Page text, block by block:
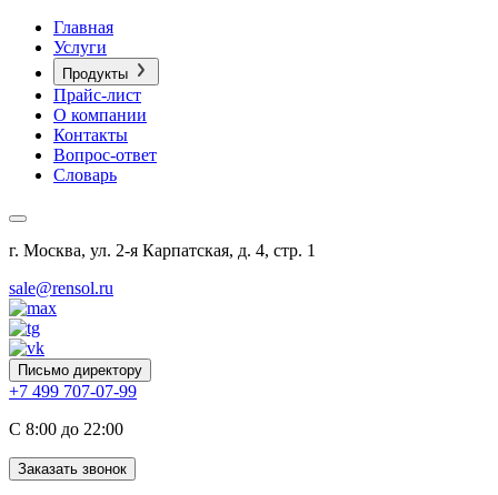
Главная
Услуги
Продукты
Прайс-лист
О компании
Контакты
Вопрос-ответ
Словарь
г. Москва, ул. 2-я Карпатская, д. 4, стр. 1
sale@rensol.ru
Письмо директору
+7 499 707-07-99
C 8:00 до 22:00
Заказать звонок